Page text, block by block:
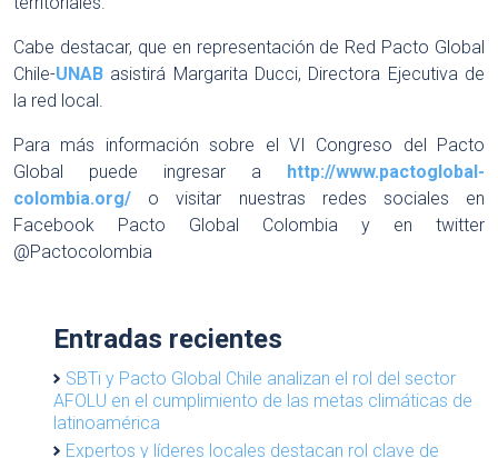
Cabe destacar, que en representación de Red Pacto Global
Chile-UNAB asistirá Margarita Ducci, Directora Ejecutiva de
la red local.
Para más información sobre el VI Congreso del Pacto
Global puede ingresar a http://www.pactoglobal-
colombia.org/ o visitar nuestras redes sociales en
Facebook Pacto Global Colombia y en twitter
@Pactocolombia
Entradas recientes
SBTi y Pacto Global Chile analizan el rol del sector
AFOLU en el cumplimiento de las metas climáticas de
latinoamérica
Expertos y líderes locales destacan rol clave de